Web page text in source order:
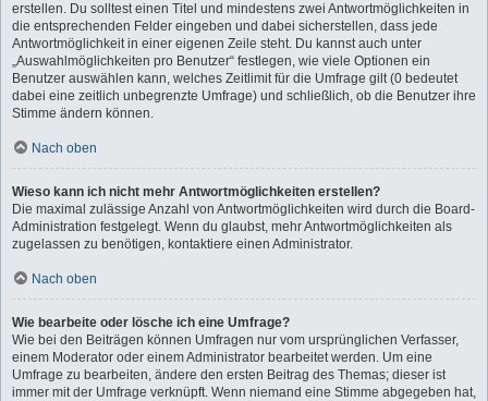
erstellen. Du solltest einen Titel und mindestens zwei Antwortmöglichkeiten in
die entsprechenden Felder eingeben und dabei sicherstellen, dass jede
Antwortmöglichkeit in einer eigenen Zeile steht. Du kannst auch unter
„Auswahlmöglichkeiten pro Benutzer“ festlegen, wie viele Optionen ein
Benutzer auswählen kann, welches Zeitlimit für die Umfrage gilt (0 bedeutet
dabei eine zeitlich unbegrenzte Umfrage) und schließlich, ob die Benutzer ihre
Stimme ändern können.
Nach oben
Wieso kann ich nicht mehr Antwortmöglichkeiten erstellen?
Die maximal zulässige Anzahl von Antwortmöglichkeiten wird durch die Board-
Administration festgelegt. Wenn du glaubst, mehr Antwortmöglichkeiten als
zugelassen zu benötigen, kontaktiere einen Administrator.
Nach oben
Wie bearbeite oder lösche ich eine Umfrage?
Wie bei den Beiträgen können Umfragen nur vom ursprünglichen Verfasser,
einem Moderator oder einem Administrator bearbeitet werden. Um eine
Umfrage zu bearbeiten, ändere den ersten Beitrag des Themas; dieser ist
immer mit der Umfrage verknüpft. Wenn niemand eine Stimme abgegeben hat,